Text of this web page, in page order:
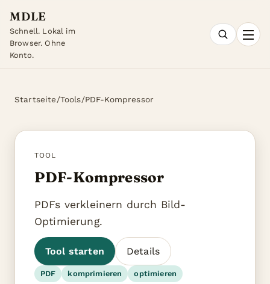
MDLE
Schnell. Lokal im
Browser. Ohne
Konto.
Startseite/Tools/PDF-Kompressor
TOOL
PDF-Kompressor
PDFs verkleinern durch Bild-
Optimierung.
Tool starten Details
PDF komprimieren optimieren